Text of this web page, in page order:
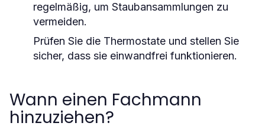
regelmäßig, um Staubansammlungen zu
vermeiden.
Prüfen Sie die Thermostate und stellen Sie
sicher, dass sie einwandfrei funktionieren.
Wann einen Fachmann
hinzuziehen?